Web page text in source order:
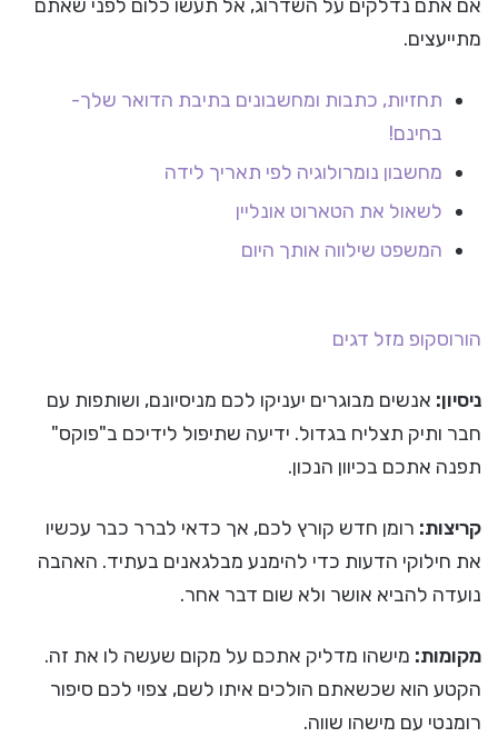
אם אתם נדלקים על השדרוג, אל תעשו כלום לפני שאתם
מתייעצים.
תחזיות, כתבות ומחשבונים בתיבת הדואר שלך-
בחינם!
מחשבון נומרולוגיה לפי תאריך לידה
לשאול את הטארוט אונליין
המשפט שילווה אותך היום
הורוסקופ מזל דגים
ניסיון: אנשים מבוגרים יעניקו לכם מניסיונם, ושותפות עם
חבר ותיק תצליח בגדול. ידיעה שתיפול לידיכם ב"פוקס"
תפנה אתכם בכיוון הנכון.
קריצות: רומן חדש קורץ לכם, אך כדאי לברר כבר עכשיו
את חילוקי הדעות כדי להימנע מבלגאנים בעתיד. האהבה
נועדה להביא אושר ולא שום דבר אחר.
מקומות: מישהו מדליק אתכם על מקום שעשה לו את זה.
הקטע הוא שכשאתם הולכים איתו לשם, צפוי לכם סיפור
רומנטי עם מישהו שווה.